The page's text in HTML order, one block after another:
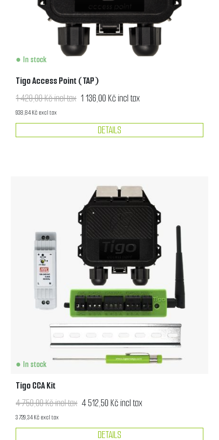
In stock
Tigo Access Point (TAP)
1 420,00 Kč incl tax 1 136,00 Kč incl tax
938,84 Kč excl tax
DETAILS
In stock
Tigo CCA Kit
4 750,00 Kč incl tax 4 512,50 Kč incl tax
3 729,34 Kč excl tax
DETAILS